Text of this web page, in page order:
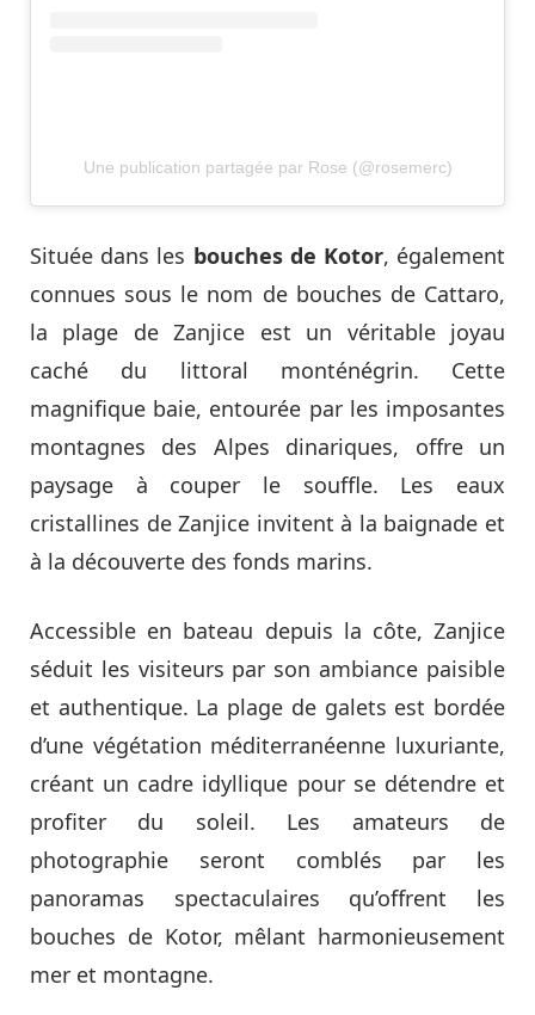
Une publication partagée par Rose (@rosemerc)
Située dans les bouches de Kotor, également
connues sous le nom de bouches de Cattaro,
la plage de Zanjice est un véritable joyau
caché du littoral monténégrin. Cette
magnifique baie, entourée par les imposantes
montagnes des Alpes dinariques, offre un
paysage à couper le souffle. Les eaux
cristallines de Zanjice invitent à la baignade et
à la découverte des fonds marins.
Accessible en bateau depuis la côte, Zanjice
séduit les visiteurs par son ambiance paisible
et authentique. La plage de galets est bordée
d’une végétation méditerranéenne luxuriante,
créant un cadre idyllique pour se détendre et
profiter du soleil. Les amateurs de
photographie seront comblés par les
panoramas spectaculaires qu’offrent les
bouches de Kotor, mêlant harmonieusement
mer et montagne.